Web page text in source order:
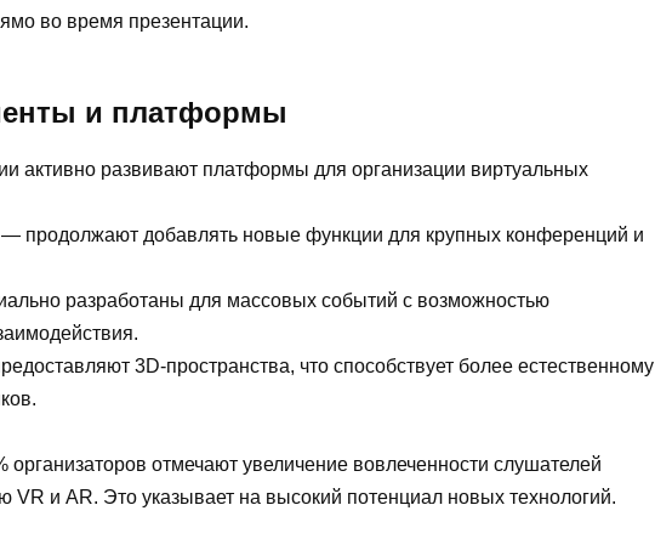
во время презентации.
и платформы
активно развивают платформы для организации виртуальных
продолжают добавлять новые функции для крупных конференций и
разработаны для массовых событий с возможностью
3D-пространства, что способствует более естественному
организаторов отмечают увеличение вовлеченности слушателей
VR и AR. Это указывает на высокий потенциал новых технологий.